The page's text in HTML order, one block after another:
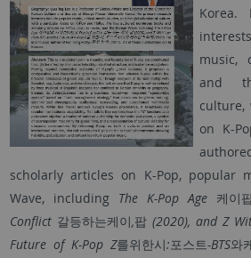
Korea.
music,
and
culture,
on K-
scholarly articles on K-Pop, popular
Wave, including The K-Pop Age 케이
Conflict 갈등하는케이,팝 (2020), and Z
Future of K-Pop Z를위한시:포스트-BTS와